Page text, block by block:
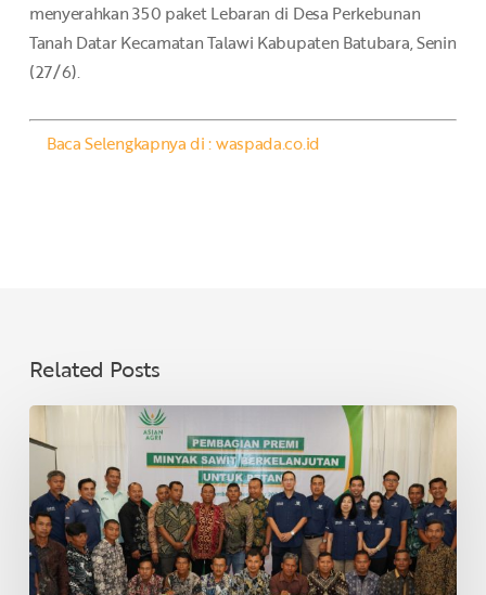
menyerahkan 350 paket Lebaran di Desa Perkebunan
Tanah Datar Kecamatan Talawi Kabupaten Batubara, Senin
(27/6).
Baca Selengkapnya di : waspada.co.id
Related Posts
Asian
Agri
Bagikan
Premi
Minyak
Sawit
Lestari